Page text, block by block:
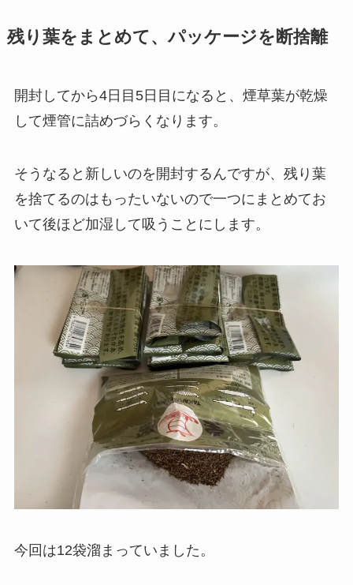
残り葉をまとめて、パッケージを断捨離
開封してから4日目5日目になると、煙草葉が乾燥
して煙管に詰めづらくなります。
そうなると新しいのを開封するんですが、残り葉
を捨てるのはもったいないので一つにまとめてお
いて後ほど加湿して吸うことにします。
今回は12袋溜まっていました。